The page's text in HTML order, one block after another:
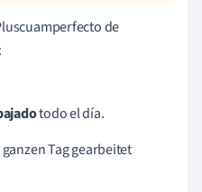
de
todo el día.
Tag gearbeitet